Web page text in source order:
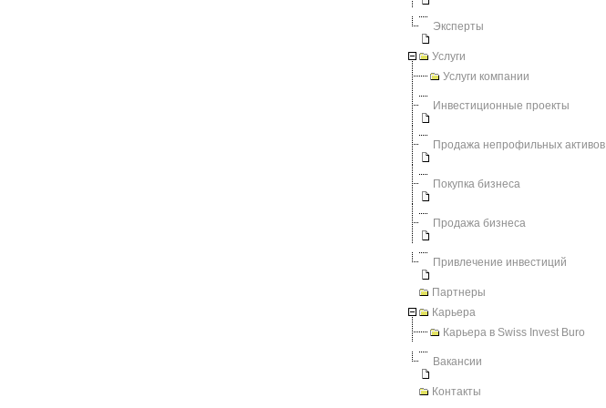
Эксперты
Услуги
Услуги компании
Инвестиционные проекты
Продажа непрофильных активов
Покупка бизнеса
Продажа бизнеса
Привлечение инвестиций
Партнеры
Карьера
Карьера в Swiss Invest Buro
Вакансии
Контакты